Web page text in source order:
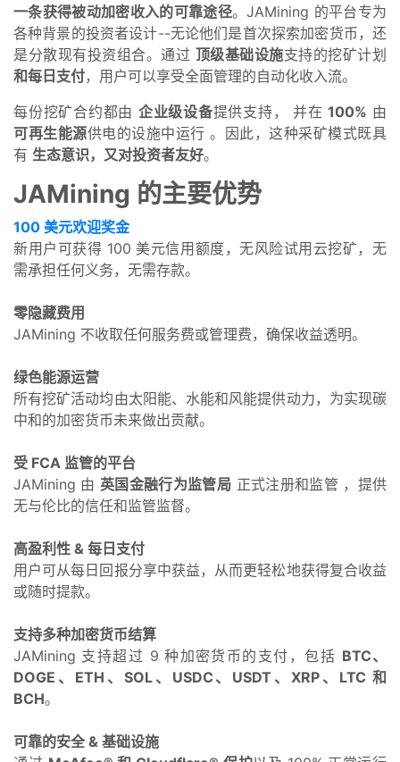
一条获得被动加密收入的可靠途径。JAMining 的平台专为
各种背景的投资者设计--无论他们是首次探索加密货币，还
是分散现有投资组合。通过 顶级基础设施支持的挖矿计划
和每日支付，用户可以享受全面管理的自动化收入流。
每份挖矿合约都由 企业级设备提供支持， 并在100% 由
可再生能源供电的设施中运行。因此，这种采矿模式既具
有 生态意识，又对投资者友好。
JAMining 的主要优势
100 美元欢迎奖金
新用户可获得 100 美元信用额度，无风险试用云挖矿，无
需承担任何义务，无需存款。
零隐藏费用
JAMining 不收取任何服务费或管理费，确保收益透明。
绿色能源运营
所有挖矿活动均由太阳能、水能和风能提供动力，为实现碳
中和的加密货币未来做出贡献。
受 FCA 监管的平台
JAMining 由 英国金融行为监管局 正式注册和监管 ，提供
无与伦比的信任和监管监督。
高盈利性 & 每日支付
用户可从每日回报分享中获益，从而更轻松地获得复合收益
或随时提款。
支持多种加密货币结算
JAMining 支持超过 9 种加密货币的支付，包括 BTC、
DOGE、ETH、SOL、USDC、USDT、XRP、LTC 和
BCH。
可靠的安全 & 基础设施